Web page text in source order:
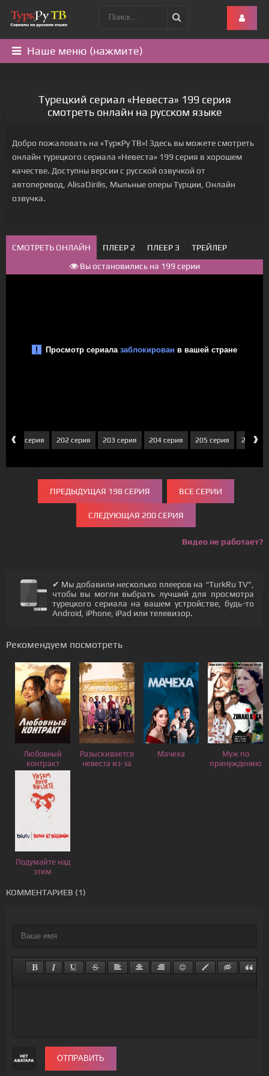
Наше меню (нажмите)
Турецкий сериал «Невеста» 199 серия
смотреть онлайн на русском языке
Добро пожаловать на «ТуркРу ТВ»! Здесь вы можете смотреть
онлайн турецкого сериала «Невеста» 199 серия в хорошем
качестве. Доступны версии с русской озвучкой от
автоперевод, AlisaDirilis, Мыльные оперы Турции, Онлайн
озвучка.
СМОТРЕТЬ ОНЛАЙН ПЛЕЕР 2 ПЛЕЕР 3
ТРЕЙЛЕР
Вы остановились на 199 серии
‹
201 серия 202 серия 203 серия 204 серия 205 серия 206›
ПРЕДЫДУЩАЯ 198 СЕРИЯ ВСЕ СЕРИИ
СЛЕДУЮЩАЯ 200 СЕРИЯ
Видео не работает?
✔ Мы добавили несколько плееров на “TurkRu TV”,
чтобы вы могли выбрать лучший для просмотра
турецкого сериала на вашем устройстве, будь-то
Android, iPhone, iPad или телевизор.
Рекомендуем посмотреть
Любовный
контракт
Разыскивается
невеста из-за
Мачеха
Муж по
принуждению
Подумайте над
этим
КОММЕНТАРИЕВ (1)
ОТПРАВИТЬ